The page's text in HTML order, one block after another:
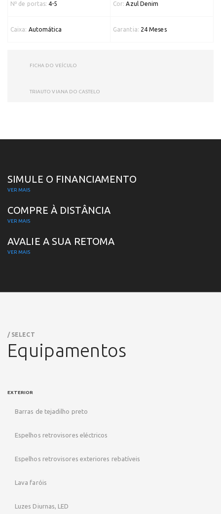
Nº de portas: 4-5 Cor: Azul Denim
Caixa: Automática Garantia: 24 Meses
FICHA DO VEÍCULO
TRIAUTO VIANA DO CASTELO
SIMULE O FINANCIAMENTO
VER MAIS
COMPRE À DISTÂNCIA
VER MAIS
AVALIE A SUA RETOMA
VER MAIS
/ SELECT
Equipamentos
EXTERIOR
Barras de tejadilho preto
Espelhos retrovisores eléctricos
Espelhos retrovisores exteriores rebatíveis
Lava faróis
Luzes Diurnas, LED